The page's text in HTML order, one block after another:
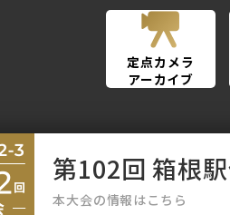
定点カメラ
アーカイブ
第102回 箱根
本大会の情報はこちら